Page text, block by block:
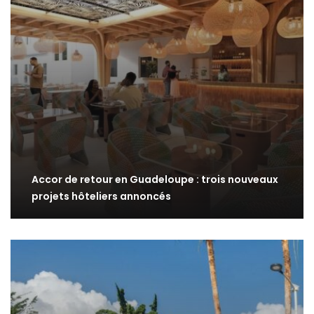
Accor de retour en Guadeloupe : trois nouveaux
projets hôteliers annoncés